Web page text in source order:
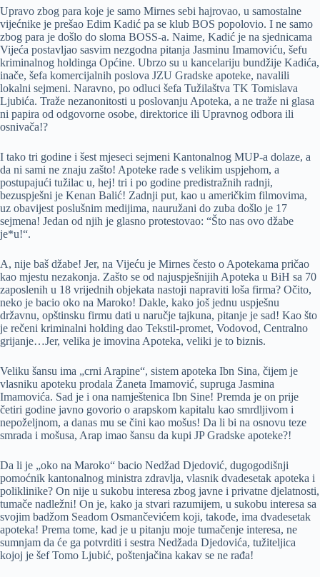
Upravo zbog para koje je samo Mirnes sebi hajrovao, u samostalne
vijećnike je prešao Edim Kadić pa se klub BOS popolovio. I ne samo
zbog para je došlo do sloma BOSS-a. Naime, Kadić je na sjednicama
Vijeća postavljao sasvim nezgodna pitanja Jasminu Imamoviću, šefu
kriminalnog holdinga Općine. Ubrzo su u kancelariju bundžije Kadića,
inače, šefa komercijalnih poslova JZU Gradske apoteke, navalili
lokalni sejmeni. Naravno, po odluci šefa Tužilaštva TK Tomislava
Ljubića. Traže nezanonitosti u poslovanju Apoteka, a ne traže ni glasa
ni papira od odgovorne osobe, direktorice ili Upravnog odbora ili
osnivača!?
I tako tri godine i šest mjeseci sejmeni Kantonalnog MUP-a dolaze, a
da ni sami ne znaju zašto! Apoteke rade s velikim uspjehom, a
postupajući tužilac u, hej! tri i po godine predistražnih radnji,
bezuspješni je Kenan Balić! Zadnji put, kao u američkim filmovima,
uz obavijest poslušnim medijima, nauružani do zuba došlo je 17
sejmena! Jedan od njih je glasno protestovao: “Što nas ovo džabe
je*u!“.
A, nije baš džabe! Jer, na Vijeću je Mirnes često o Apotekama pričao
kao mjestu nezakonja. Zašto se od najuspješnijih Apoteka u BiH sa 70
zaposlenih u 18 vrijednih objekata nastoji napraviti loša firma? Očito,
neko je bacio oko na Maroko! Dakle, kako još jednu uspješnu
državnu, opštinsku firmu dati u naručje tajkuna, pitanje je sad! Kao što
je rečeni kriminalni holding dao Tekstil-promet, Vodovod, Centralno
grijanje…Jer, velika je imovina Apoteka, veliki je to biznis.
Veliku šansu ima „crni Arapine“, sistem apoteka Ibn Sina, čijem je
vlasniku apoteku prodala Žaneta Imamović, supruga Jasmina
Imamovića. Sad je i ona namještenica Ibn Sine! Premda je on prije
četiri godine javno govorio o arapskom kapitalu kao smrdljivom i
nepoželjnom, a danas mu se čini kao mošus! Da li bi na osnovu teze
smrada i mošusa, Arap imao šansu da kupi JP Gradske apoteke?!
Da li je „oko na Maroko“ bacio Nedžad Djedović, dugogodišnji
pomoćnik kantonalnog ministra zdravlja, vlasnik dvadesetak apoteka i
poliklinike? On nije u sukobu interesa zbog javne i privatne djelatnosti,
tumače nadležni! On je, kako ja stvari razumijem, u sukobu interesa sa
svojim badžom Seadom Osmančevićem koji, takođe, ima dvadesetak
apoteka! Prema tome, kad je u pitanju moje tumačenje interesa, ne
sumnjam da će ga potvrditi i sestra Nedžada Djedovića, tužiteljica
kojoj je šef Tomo Ljubić, poštenjačina kakav se ne rađa!